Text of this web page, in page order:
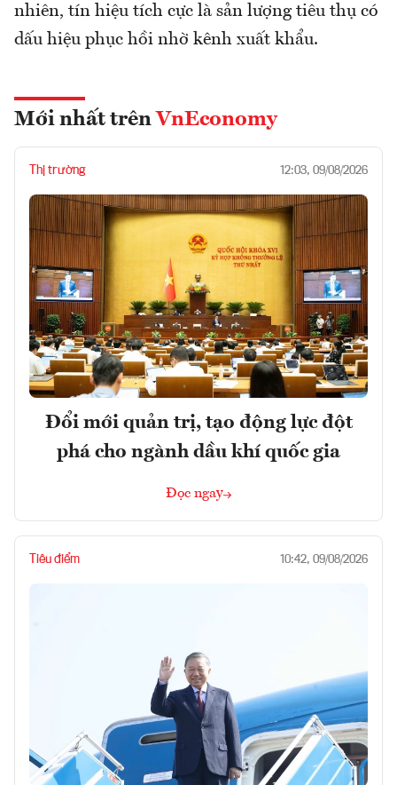
nhiên, tín hiệu tích cực là sản lượng tiêu thụ có
dấu hiệu phục hồi nhờ kênh xuất khẩu.
Mới nhất trên VnEconomy
Thị trường 12:03, 09/08/2026
Đổi mới quản trị, tạo động lực đột
phá cho ngành dầu khí quốc gia
Đọc ngay
Tiêu điểm 10:42, 09/08/2026